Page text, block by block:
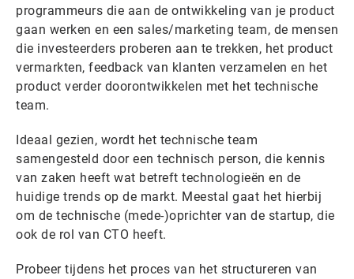
programmeurs die aan de ontwikkeling van je product
gaan werken en een sales/marketing team, de mensen
die investeerders proberen aan te trekken, het product
vermarkten, feedback van klanten verzamelen en het
product verder doorontwikkelen met het technische
team.
Ideaal gezien, wordt het technische team
samengesteld door een technisch person, die kennis
van zaken heeft wat betreft technologieën en de
huidige trends op de markt. Meestal gaat het hierbij
om de technische (mede-)oprichter van de startup, die
ook de rol van CTO heeft.
Probeer tijdens het proces van het structureren van